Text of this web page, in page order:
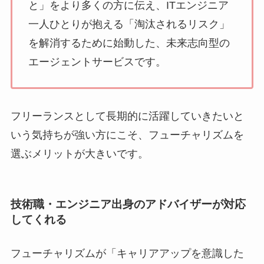
と」をより多くの方に伝え、ITエンジニア
一人ひとりが抱える「淘汰されるリスク」
を解消するために始動した、未来志向型の
エージェントサービスです。
フリーランスとして長期的に活躍していきたいと
いう気持ちが強い方にこそ、フューチャリズムを
選ぶメリットが大きいです。
技術職・エンジニア出身のアドバイザーが対応
してくれる
フューチャリズムが「キャリアアップを意識した